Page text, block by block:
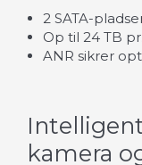
2 SATA-
Op til 24 TB
ANR sikrer
kamera